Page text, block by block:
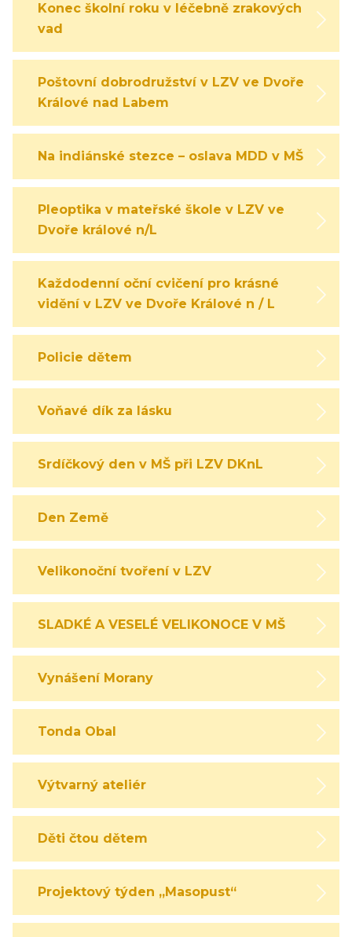
Konec školní roku v léčebně zrakových
vad
Poštovní dobrodružství v LZV ve Dvoře
Králové nad Labem
Na indiánské stezce – oslava MDD v MŠ
Pleoptika v mateřské škole v LZV ve
Dvoře králové n/L
Každodenní oční cvičení pro krásné
vidění v LZV ve Dvoře Králové n / L
Policie dětem
Voňavé dík za lásku
Srdíčkový den v MŠ při LZV DKnL
Den Země
Velikonoční tvoření v LZV
SLADKÉ A VESELÉ VELIKONOCE V MŠ
Vynášení Morany
Tonda Obal
Výtvarný ateliér
Děti čtou dětem
Projektový týden „Masopust“